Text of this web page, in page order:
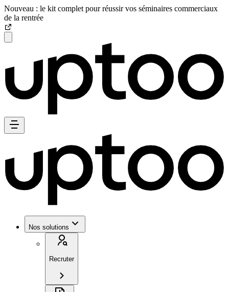
Nouveau : le kit complet pour réussir vos séminaires commerciaux
de la rentrée
Nos solutions
Recruter